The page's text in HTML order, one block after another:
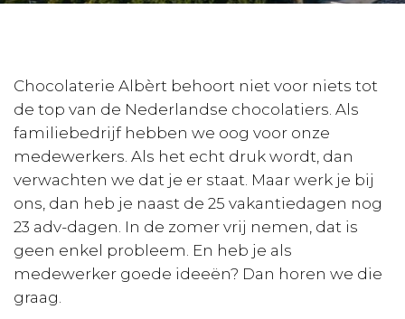
Chocolaterie Albèrt behoort niet voor niets tot
de top van de Nederlandse chocolatiers. Als
familiebedrijf hebben we oog voor onze
medewerkers. Als het echt druk wordt, dan
verwachten we dat je er staat. Maar werk je bij
ons, dan heb je naast de 25 vakantiedagen nog
23 adv-dagen. In de zomer vrij nemen, dat is
geen enkel probleem. En heb je als
medewerker goede ideeën? Dan horen we die
graag.